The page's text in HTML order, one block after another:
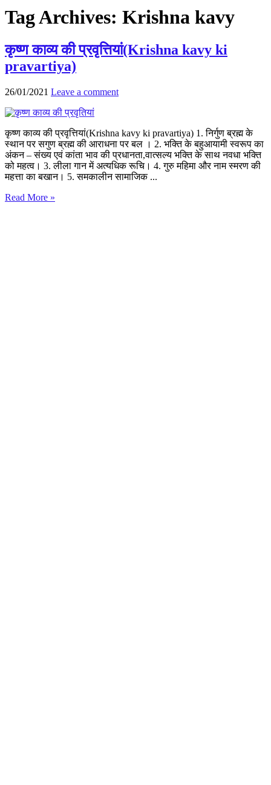
Tag Archives: Krishna kavy
कृष्ण काव्य की प्रवृत्तियां(Krishna kavy ki
pravartiya)
26/01/2021 Leave a comment
कृष्ण काव्य की प्रवृत्तियां(Krishna kavy ki pravartiya) 1. निर्गुण ब्रह्म के
स्थान पर सगुण ब्रह्म की आराधना पर बल । 2. भक्ति के बहुआयामी स्वरूप का
अंकन – संख्य एवं कांता भाव की प्रधानता,वात्सल्य भक्ति के साथ नवधा भक्ति
को महत्व। 3. लीला गान में अत्यधिक रूचि। 4. गुरु महिमा और नाम स्मरण की
महत्ता का बखान। 5. समकालीन सामाजिक ...
Read More »